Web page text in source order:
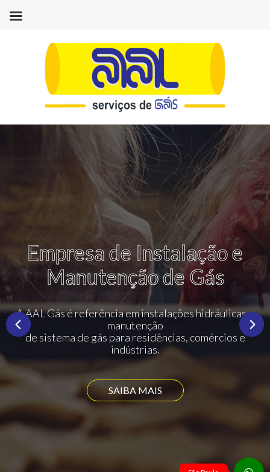
Empresa de Instalação e
Manutenção de Gás
A AAL Gás é referência em instalações hidráulicas e
manutenção
de sistema de gás para residências, comércios e
indústrias.
SAIBA MAIS